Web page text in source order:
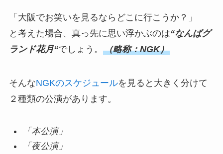
「大阪でお笑いを見るならどこに行こうか？」
と考えた場合、真っ先に思い浮かぶのは“なんばグ
ランド花月“でしょう。 （略称：NGK）
そんなNGKのスケジュールを見ると大きく分けて
２種類の公演があります。
「本公演」
「夜公演」